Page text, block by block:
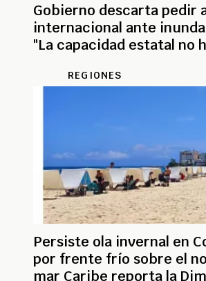
Gobierno descarta pedir
internacional ante
"La capacidad estatal no
REGIONES
Persiste ola invernal en
por frente frío sobre el
mar Caribe reporta la